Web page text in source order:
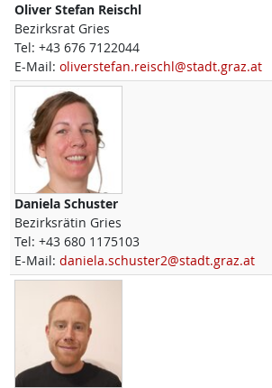
Oliver Stefan Reischl
Bezirksrat Gries
Tel: +43 676 7122044
E-Mail: oliverstefan.reischl@stadt.graz.at
Daniela Schuster
Bezirksrätin Gries
Tel: +43 680 1175103
E-Mail: daniela.schuster2@stadt.graz.at